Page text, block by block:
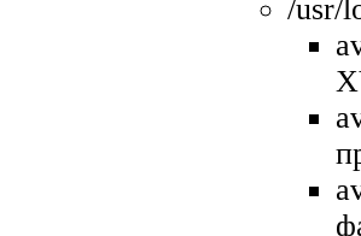
/usr/